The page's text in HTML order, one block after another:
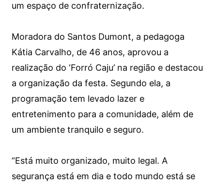
um espaço de confraternização.
Moradora do Santos Dumont, a pedagoga
Kátia Carvalho, de 46 anos, aprovou a
realização do ‘Forró Caju’ na região e destacou
a organização da festa. Segundo ela, a
programação tem levado lazer e
entretenimento para a comunidade, além de
um ambiente tranquilo e seguro.
“Está muito organizado, muito legal. A
segurança está em dia e todo mundo está se